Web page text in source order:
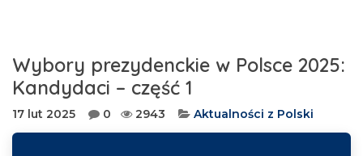
Wybory prezydenckie w Polsce 2025:
Kandydaci – część 1
17 lut 2025 0 2943 Aktualności z Polski